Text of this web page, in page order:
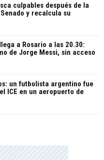
culpables después de la
y recalcula su
a Rosario a las 20.30:
de Jorge Messi, sin acceso
un futbolista argentino fue
ICE en un aeropuerto de